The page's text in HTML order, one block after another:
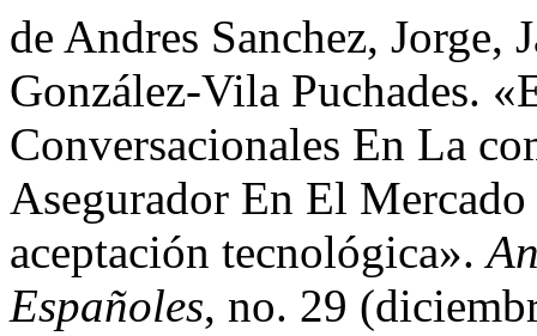
de Andres Sanchez, Jorge,
González-Vila Puchades.
Conversacionales En La
Asegurador En El
aceptación tecnológica».
Españoles, no. 29